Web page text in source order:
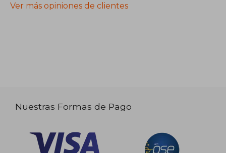
Ver más opiniones de clientes
Nuestras Formas de Pago